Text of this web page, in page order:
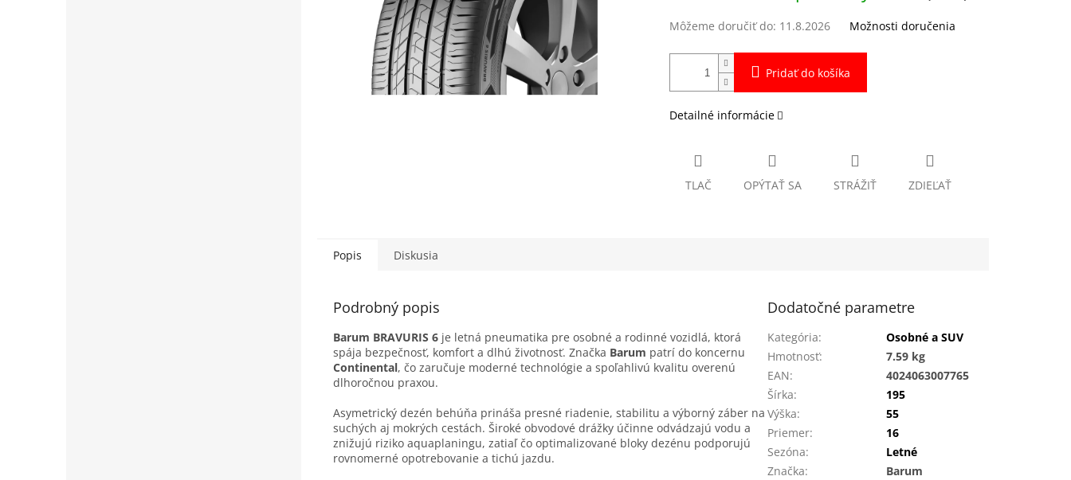
Môžeme doručiť do: 11.8.2026 Možnosti doručenia
Pridať do košíka
Detailné informácie
TLAČ OPÝTAŤ SA STRÁŽIŤ ZDIEĽAŤ
Popis Diskusia
Podrobný popis
Barum BRAVURIS 6 je letná pneumatika pre osobné a rodinné vozidlá, ktorá
spája bezpečnosť, komfort a dlhú životnosť. Značka Barum patrí do koncernu
Continental, čo zaručuje moderné technológie a spoľahlivú kvalitu overenú
dlhoročnou praxou.
Asymetrický dezén behúňa prináša presné riadenie, stabilitu a výborný záber na
suchých aj mokrých cestách. Široké obvodové drážky účinne odvádzajú vodu a
znižujú riziko aquaplaningu, zatiaľ čo optimalizované bloky dezénu podporujú
rovnomerné opotrebovanie a tichú jazdu.
Dodatočné parametre
Kategória:
Osobné a SUV
Hmotnosť:
7.59 kg
EAN:
4024063007765
Šírka:
195
Výška:
55
Priemer:
16
Sezóna:
Letné
Značka:
Barum